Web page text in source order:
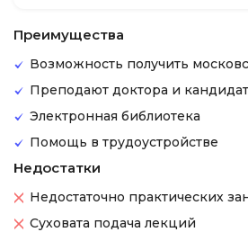
Преимущества
Возможность получить
Преподают доктора и
Электронная библиотека
Помощь в трудоустройстве
Недостатки
Недостаточно практических
Суховата подача лекций